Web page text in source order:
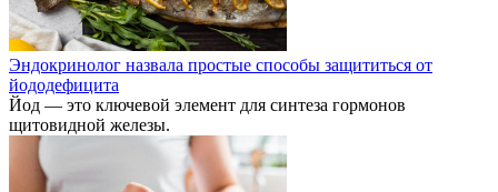
Эндокринолог назвала простые способы защититься от
йододефицита
Йод — это ключевой элемент для синтеза гормонов
щитовидной железы.